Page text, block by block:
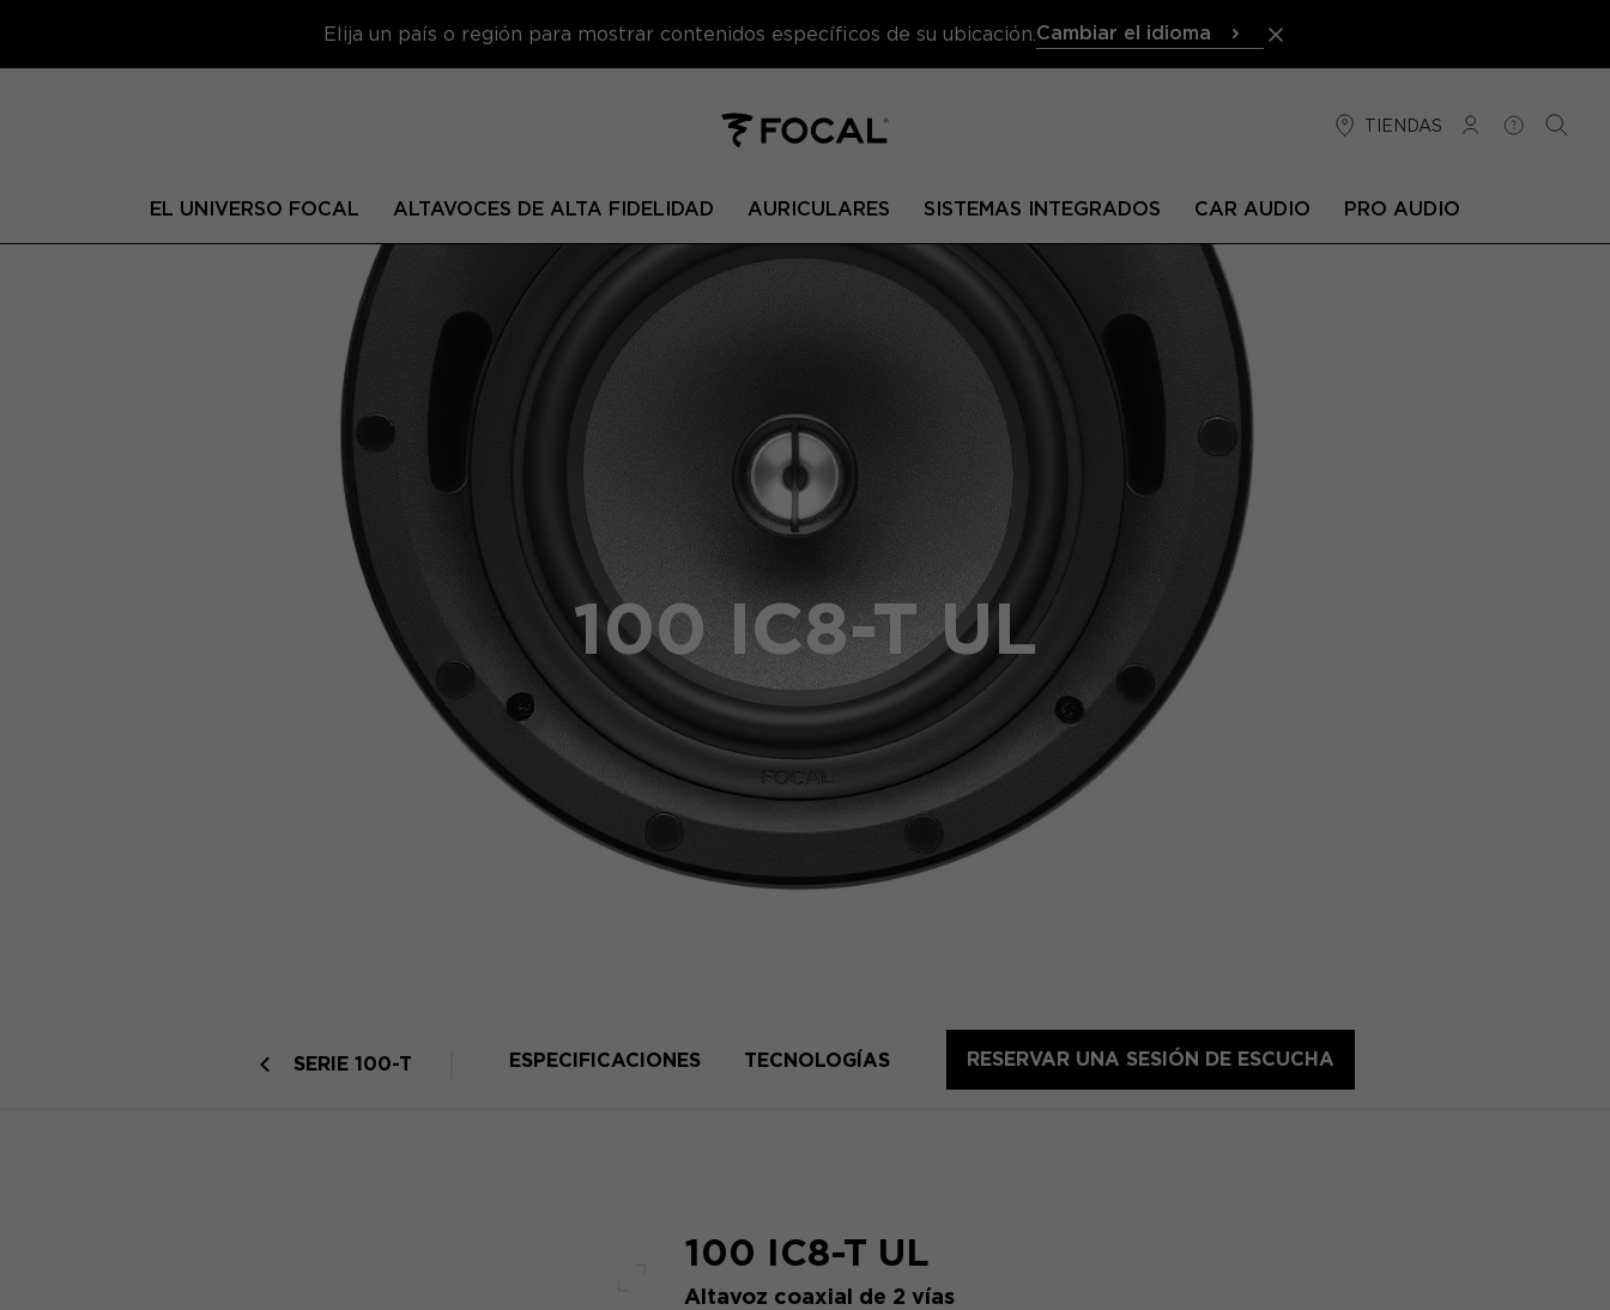
Elija un país o región para mostrar contenidos específicos de su ubicación. Cambiar el idioma
TIENDAS
CONEXIÓN
AYUDA
EL UNIVERSO FOCAL ALTAVOCES DE ALTA FIDELIDAD AURICULARES SISTEMAS INTEGRADOS CAR AUDIO PRO AUDIO
100 IC8-T UL
SERIE 100-T ESPECIFICACIONES TECNOLOGÍAS RESERVAR UNA SESIÓN DE ESCUCHA
Pantalla completa
100 IC8-T UL
Altavoz coaxial de 2 vías